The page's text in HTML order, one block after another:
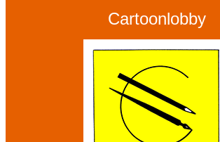
Cartoonlobby